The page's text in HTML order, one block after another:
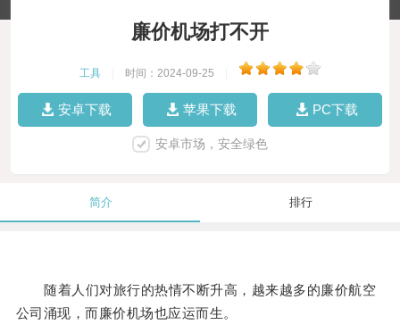
廉价机场打不开
工具 时间：2024-09-25
安卓下载 苹果下载 PC下载
安卓市场，安全绿色
简介 排行
随着人们对旅行的热情不断升高，越来越多的廉价航空
公司涌现，而廉价机场也应运而生。